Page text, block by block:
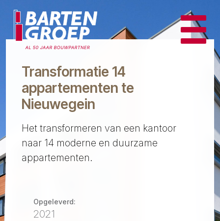
Transformatie 14
appartementen te
Nieuwegein
Het transformeren van een kantoor
naar 14 moderne en duurzame
appartementen.
Opgeleverd:
2021